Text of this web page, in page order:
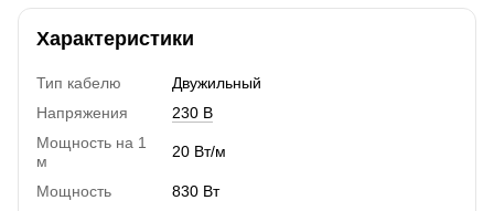
Характеристики
Тип кабелю
Двужильный
Напряжения
230 В
Мощность на 1
м
20 Вт/м
Мощность
830 Вт